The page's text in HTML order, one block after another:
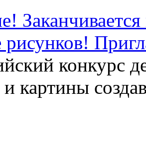
рисунков!
конкурс
и картины